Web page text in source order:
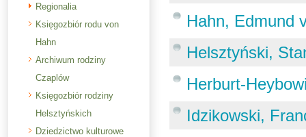
Regionalia
Księgozbiór rodu von
Hahn
Archiwum rodziny
Czaplów
Księgozbiór rodziny
Helsztyńskich
Dziedzictwo kulturowe
Hahn, Edmund
Helsztyński,
Herburt-
Idzikowski,